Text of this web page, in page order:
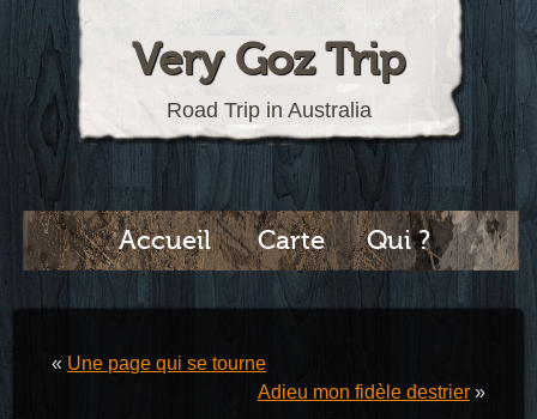
Very Goz Trip
Road Trip in Australia
Accueil Carte Qui ?
« Une page qui se tourne
Adieu mon fidèle destrier»